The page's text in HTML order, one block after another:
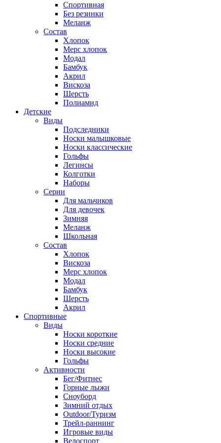
Спортивная
Без резинки
Меланж
Состав
Хлопок
Мерс хлопок
Модал
Бамбук
Акрил
Вискоза
Шерсть
Полиамид
Детские
Виды
Подследники
Носки малышковые
Носки классические
Гольфы
Легинсы
Колготки
Наборы
Серии
Для мальчиков
Для девочек
Зимняя
Меланж
Школьная
Состав
Хлопок
Вискоза
Мерс хлопок
Модал
Бамбук
Шерсть
Акрил
Спортивные
Виды
Носки короткие
Носки средние
Носки высокие
Гольфы
Активности
Бег/Фитнес
Горные лыжи
Сноуборд
Зимний отдых
Outdoor/Туризм
Трейл-раннинг
Игровые виды
Велоспорт